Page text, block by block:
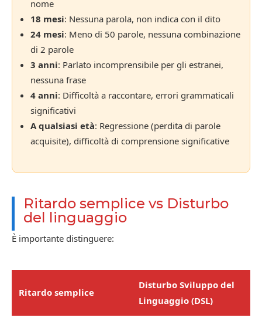
nome
18 mesi: Nessuna parola, non indica con il dito
24 mesi: Meno di 50 parole, nessuna combinazione
di 2 parole
3 anni: Parlato incomprensibile per gli estranei,
nessuna frase
4 anni: Difficoltà a raccontare, errori grammaticali
significativi
A qualsiasi età: Regressione (perdita di parole
acquisite), difficoltà di comprensione significative
Ritardo semplice vs Disturbo
del linguaggio
È importante distinguere:
Ritardo semplice
Disturbo Sviluppo del
Linguaggio (DSL)